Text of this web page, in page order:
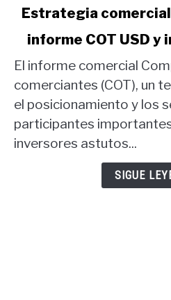
link
Estrategia
comercial
del
informe
COT:
informe
COT
Estrategia
informe COT USD y
El informe comercial
comerciantes (COT), un
el posicionamiento y los
participantes
inversores astutos...
SIGUE